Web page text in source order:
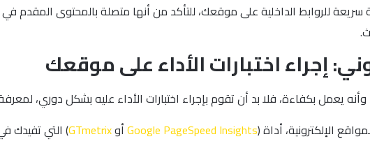
سريعة للروابط الداخلية على موقعك، للتأكد من أنها متصلة بالمحتوى
إجراء اختبارات الأداء على موقعك
يعمل بكفاءة، فلا بد أن تقوم بإجراء اختبارات الأداء عليه بشكل دوري،
الإلكترونية، أداة (Google PageSpeed InsightsأوGTmetrix) التي تفيدك